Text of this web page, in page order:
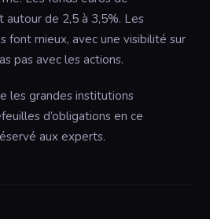
autour de 2,5 à 3,5%. Les
font mieux, avec une visibilité sur
pas avec les actions.
les grandes institutions
d’obligations en ce
aux experts.